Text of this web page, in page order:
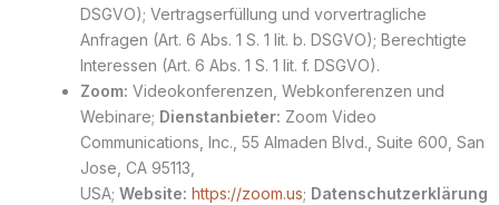
DSGVO); Vertragserfüllung und vorvertragliche
Anfragen (Art. 6 Abs. 1 S. 1 lit. b. DSGVO); Berechtigte
Interessen (Art. 6 Abs. 1 S. 1 lit. f. DSGVO).
Zoom: Videokonferenzen, Webkonferenzen und
Webinare; Dienstanbieter: Zoom Video
Communications, Inc., 55 Almaden Blvd., Suite 600, San
Jose, CA 95113,
USA; Website: https://zoom.us; Datenschutzerklärung